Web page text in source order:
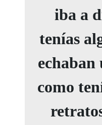
iba a
tenías
echaban
como